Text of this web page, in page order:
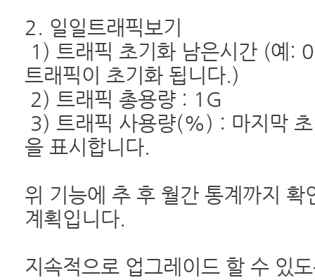
2. 일일트래픽보기
1) 트래픽 초기화 남은시간 (예
트래픽이 초기화 됩니다.)
2) 트래픽 총용량 : 1G
3) 트래픽 사용량(%) : 마지막
을 표시합니다.
위 기능에 추 후 월간 통계까지
계획입니다.
지속적으로 업그레이드 할 수 있